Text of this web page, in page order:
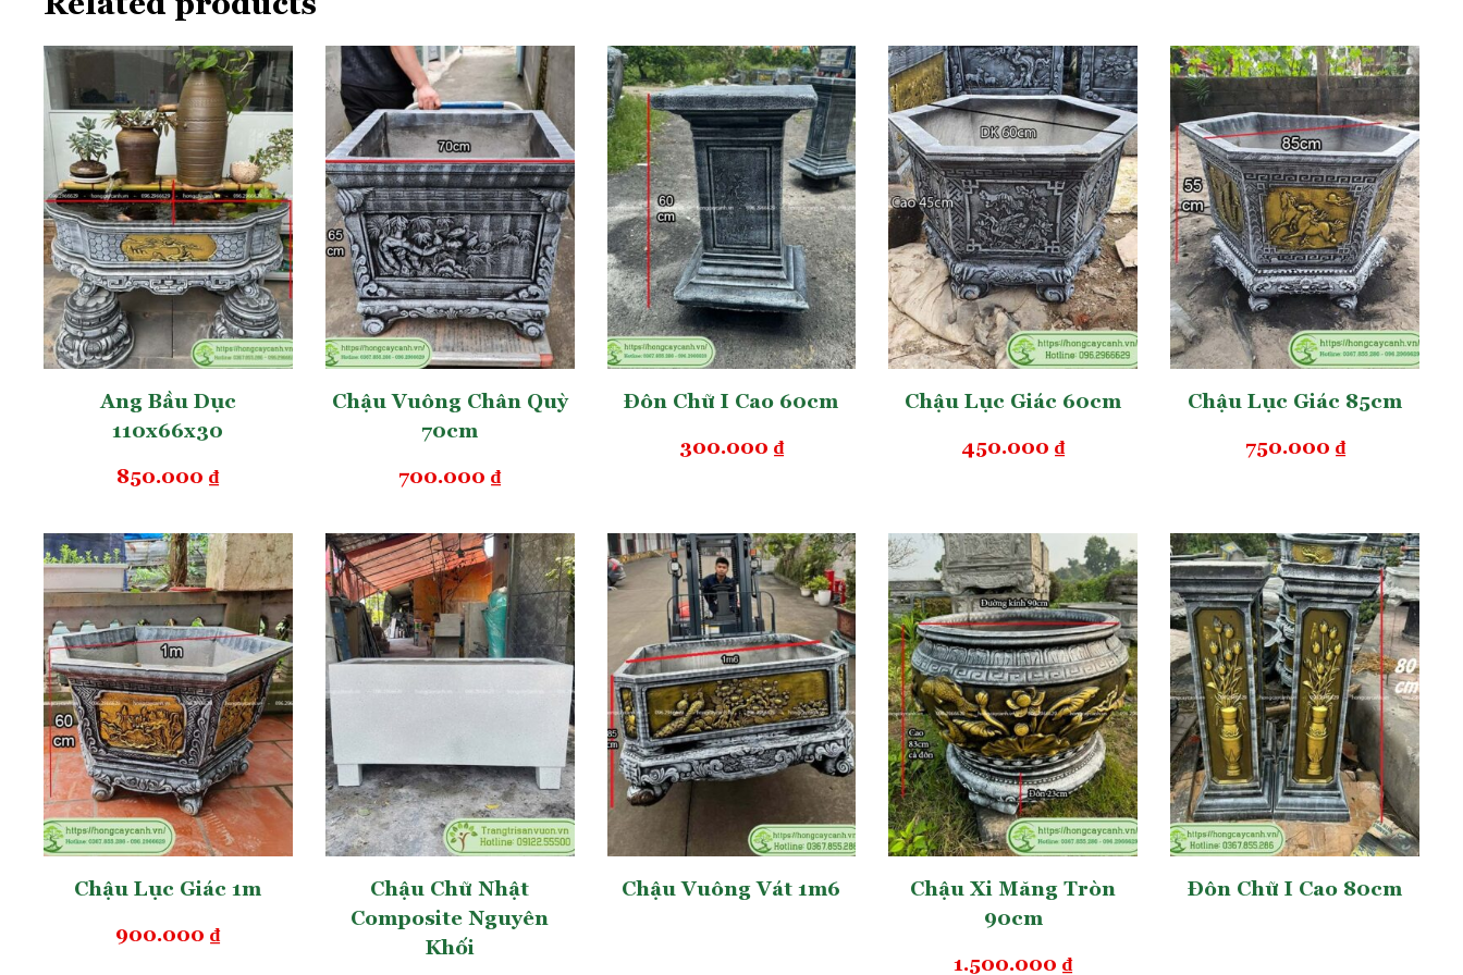
– Để bảo vệ vẻ đẹp vượt thời gian của chậu, bề mặt được phủ một cách tỉ mỉ bằng 3 lớp sơn chuyên
dụng. Đây không chỉ là việc tạo màu sắc mà còn là một quá trình bảo vệ toàn diện. Lớp lót đảm bảo
lớp sơn màu lên đều và đẹp nhất. Lớp màu chính mang đến sắc thái cho chậu. Lớp phủ bảo vệ chống
thấm nước, chống rêu mốc, hạn chế bám bẩn và duy trì độ bền màu tối đa.
2. Kích Thước, Màu Sắc Và Khối Lượng
Chậu Vuông Vát 1m1
Ang Bầu Dục
110x66x30
850.000₫
Chậu Vuông Chân Quỳ
70cm
700.000₫
Đôn Chữ I Cao 60cm
300.000 ₫
Chậu Lục Giác 60cm
450.000₫
Chậu Lục Giác 85cm
750.000 ₫
Chậu Lục Giác 1m
900.000₫
Chậu Chữ Nhật
Composite Nguyên
Khối
Chậu Vuông Vát 1m6
Chậu Xi Măng Tròn
90cm
1.500.000₫
Đôn Chữ I Cao 80cm